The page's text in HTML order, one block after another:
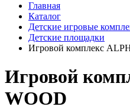
Главная
Каталог
Детские игровые
Детские площадки
Игровой комплекс
Игровой
WOOD